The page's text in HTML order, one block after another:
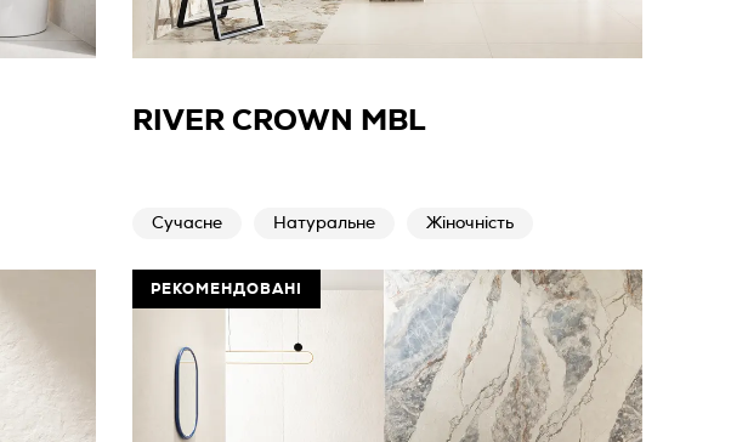
RIVER CROWN MBL
Сучасне Натуральне Жіночність
РЕКОМЕНДОВАНІ